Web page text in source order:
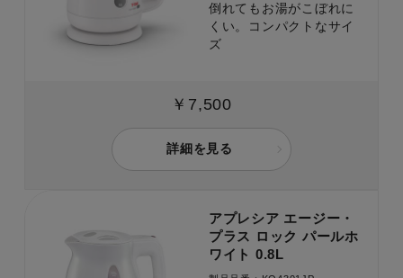
倒れてもお湯がこぼれに
くい。コンパクトなサイ
ズ
￥7,500
詳細を見る
アプレシア エージー・
プラス ロック パールホ
ワイト 0.8L